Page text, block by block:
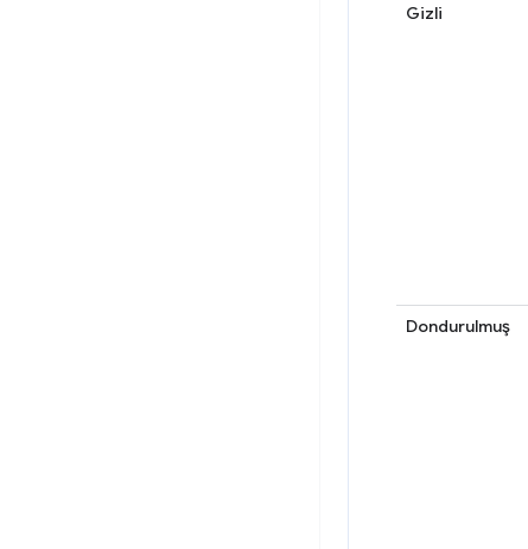
Gizli
Dondurulmuş